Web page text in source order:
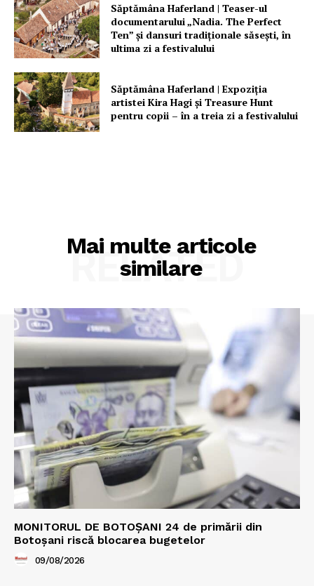
Săptămâna Haferland | Teaser-ul
documentarului „Nadia. The Perfect
Ten” şi dansuri tradiţionale săseşti, în
ultima zi a festivalului
Săptămâna Haferland | Expoziţia
artistei Kira Hagi şi Treasure Hunt
pentru copii – în a treia zi a festivalului
Mai multe articole
similare
RELATED
MONITORUL DE BOTOȘANI 24 de primării din
Botoșani riscă blocarea bugetelor
09/08/2026